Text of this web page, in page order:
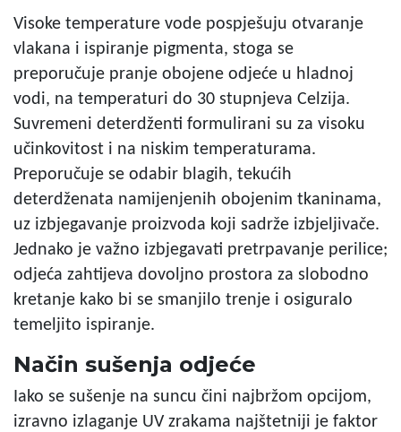
Visoke temperature vode pospješuju otvaranje
vlakana i ispiranje pigmenta, stoga se
preporučuje pranje obojene odjeće u hladnoj
vodi, na temperaturi do 30 stupnjeva Celzija.
Suvremeni deterdženti formulirani su za visoku
učinkovitost i na niskim temperaturama.
Preporučuje se odabir blagih, tekućih
deterdženata namijenjenih obojenim tkaninama,
uz izbjegavanje proizvoda koji sadrže izbjeljivače.
Jednako je važno izbjegavati pretrpavanje perilice;
odjeća zahtijeva dovoljno prostora za slobodno
kretanje kako bi se smanjilo trenje i osiguralo
temeljito ispiranje.
Način sušenja odjeće
Iako se sušenje na suncu čini najbržom opcijom,
izravno izlaganje UV zrakama najštetniji je faktor